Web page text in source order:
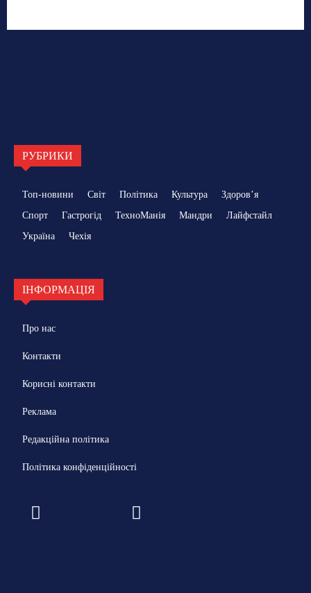
РУБРИКИ
Топ-новини Світ Політика Культура
Здоровʼя
Спорт
Гастрогід ТехноМанія Мандри
Лайфстайл
Україна
Чехія
ІНФОРМАЦІЯ
Про нас
Контакти
Корисні контакти
Реклама
Редакційна політика
Політика конфіденційності